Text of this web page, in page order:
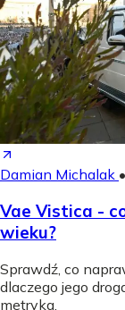
Damian Michalak •
Vae Vistica -
wieku?
Sprawdź, co
dlaczego jego
metryka.